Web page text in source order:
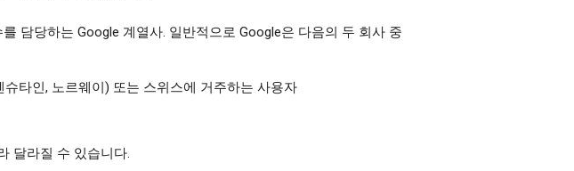
담당하는 Google 계열사. 일반적으로 Google은 다음의 두 회사 중
타인, 노르웨이) 또는 스위스에 거주하는 사용자
달라질 수 있습니다.